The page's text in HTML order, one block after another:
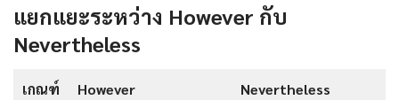
แยกแยะระหว่าง However กับ
Nevertheless
เกณฑ์ However Nevertheless